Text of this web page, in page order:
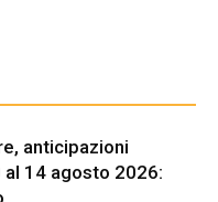
anticipazioni
14 agosto 2026: